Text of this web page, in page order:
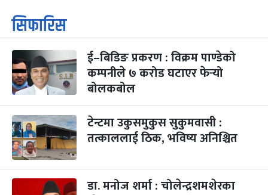
१
आइत
कार्तिक सङ्क्रान्ति
कार्तिक १, २०८३
३
मंगल
महानवमी
कार्तिक ३, २०८३-Oct 20, 2026
२ महिना बाँकी
४
५
बिहि
पापा‌ङ्कुशा एकादशी व्रत
कार्तिक ५, २०८३
२ महिना बाँकी
कुकुर तिहार ३ महिना बाँकी
सिफारिस
ई–बिडिङ प्रकरण : विक्रम पाण्डेको
कम्पनीले ७ करोड घटाएर फेर्‍यो
बोलकबोल
टेन्टमा उकुसमुकुस सुकुमवासी :
तत्काललाई ठिक, भविष्य अनिश्चित
डा. मनोज शर्मा : चोलेन्द्रशमशेरका